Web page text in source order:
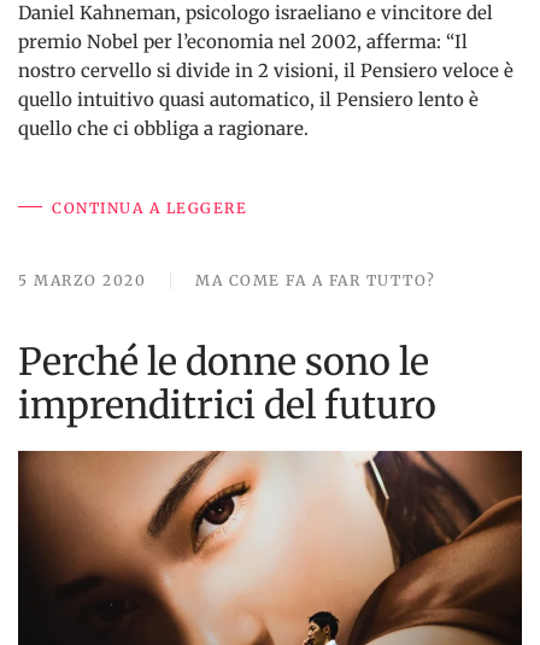
Daniel Kahneman, psicologo israeliano e vincitore del
premio Nobel per l’economia nel 2002, afferma: “Il
nostro cervello si divide in 2 visioni, il Pensiero veloce è
quello intuitivo quasi automatico, il Pensiero lento è
quello che ci obbliga a ragionare.
CONTINUA A LEGGERE
5 MARZO 2020 MA COME FA A FAR TUTTO?
Perché le donne sono le
imprenditrici del futuro